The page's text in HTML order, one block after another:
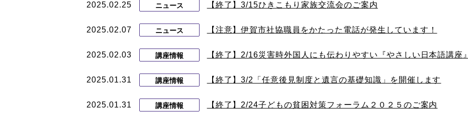
2025.02.25 ニュース 【終了】3/15ひきこもり家族交流会のご案内
2025.02.07 ニュース 【注意】伊賀市社協職員をかたった電話が発生しています！
2025.02.03 講座情報 【終了】2/16災害時外国人にも伝わりやすい『やさしい日本語講座』
2025.01.31 講座情報 【終了】3/2「任意後見制度と遺言の基礎知識」を開催します
2025.01.31 講座情報 【終了】2/24子どもの貧困対策フォーラム２０２５のご案内